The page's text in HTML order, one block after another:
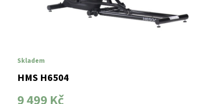
Skladem
HMS H6504
9 499 Kč